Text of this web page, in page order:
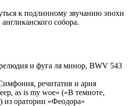
к подлинному звучанию эпохи
собора.
и фуга ля минор, BWV 543
речитатив и ария
as is my woe» («В темноте,
из оратории «Феодора»